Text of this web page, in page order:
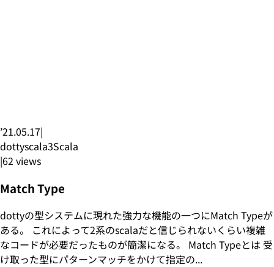
’21.05.17|
dottyscala3Scala
|62 views
Match Type
dottyの型システムに現れた強力な機能の一つにMatch Typeが
ある。 これによって2系のscalaだと信じられないくらい複雑
なコードが必要だったものが簡潔になる。 Match Typeとは 受
け取った型にパターンマッチをかけて指定の...